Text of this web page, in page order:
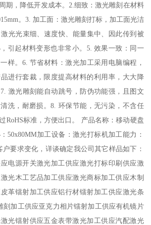
期，降低开发成本。2.细致：激光雕刻在材料
。3. 加工面：激光雕刻打标，加工面光洁
光光束细、速度快、能量集中、因此传到被
引起材料变形也非常小。5. 效果一致：同一
样。6. 节省材料：激光加工采用电脑编程，
进行套裁，限度提高材料的利用率，大大降
激光雕刻能自动跳号，防伪功能强，且图文
洗，耐磨损。8. 环保节能，无污染，不含任
RoHS标准，方便出口。 产品名称：移动硬盘
50x80MM加工设备：激光打标机加工能力：
户要求变化，详谈确定我公司其它样品如下：
电源开关激光加工供应激光打标印刷供应激
光木工艺品加工供应激光商标加工供应木制
革镭射加工供应铝行材镭射加工供应激光条
刻加工供应亚克力相片镭射加工供应有机镜片
光镭射供应五金表带激光加工供应汽配激光